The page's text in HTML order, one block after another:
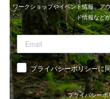
ワークショップやイベント情報、ア
ド情報など
同意 プライバシーポリシーに
プライバシーポ